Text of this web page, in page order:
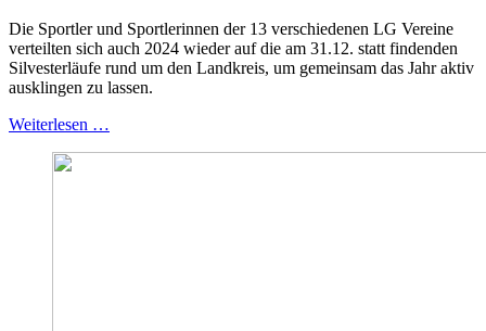
Die Sportler und Sportlerinnen der 13 verschiedenen LG Vereine
verteilten sich auch 2024 wieder auf die am 31.12. statt findenden
Silvesterläufe rund um den Landkreis, um gemeinsam das Jahr aktiv
ausklingen zu lassen.
Weiterlesen …